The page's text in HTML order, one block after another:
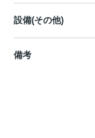
設備(その他)
備考